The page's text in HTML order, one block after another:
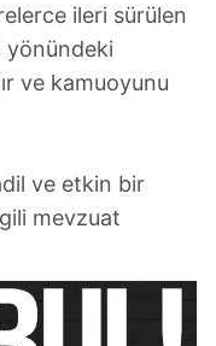
ileri sürülen
yönündeki
ve kamuoyunu
ve etkin bir
mevzuat